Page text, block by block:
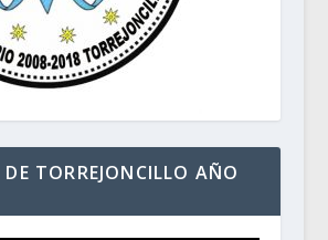
TORREJONCILLO AÑO